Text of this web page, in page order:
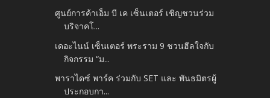
ศูนย์การค้าเอ็ม บี เค เซ็นเตอร์ เชิญชวนร่วม
บริจาคโ...
เดอะไนน์ เซ็นเตอร์ พระราม 9 ชวนฮีลใจกับ
กิจกรรม “ม...
พาราไดซ์ พาร์ค ร่วมกับ SET และ พันธมิตรผู้
ประกอบกา...